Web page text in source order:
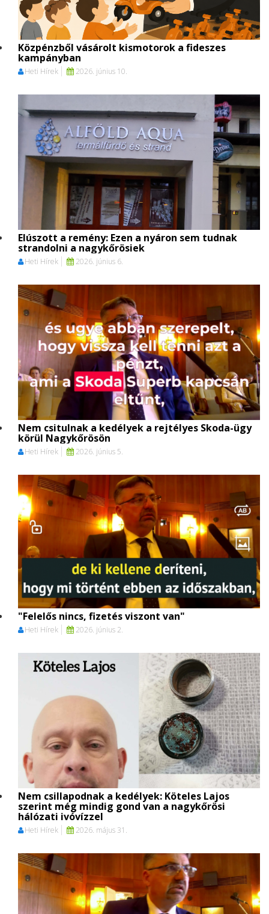
Közpénzből vásárolt kismotorok a fideszes
kampányban
Heti Hírek 2026. június 10.
Elúszott a remény: Ezen a nyáron sem tudnak
strandolni a nagykőrösiek
Heti Hírek 2026. június 6.
Nem csitulnak a kedélyek a rejtélyes Skoda-ügy
körül Nagykőrösön
Heti Hírek 2026. június 5.
"Felelős nincs, fizetés viszont van"
Heti Hírek 2026. június 2.
Nem csillapodnak a kedélyek: Köteles Lajos
szerint még mindig gond van a nagykőrösi
hálózati ivóvízzel
Heti Hírek 2026. május 31.